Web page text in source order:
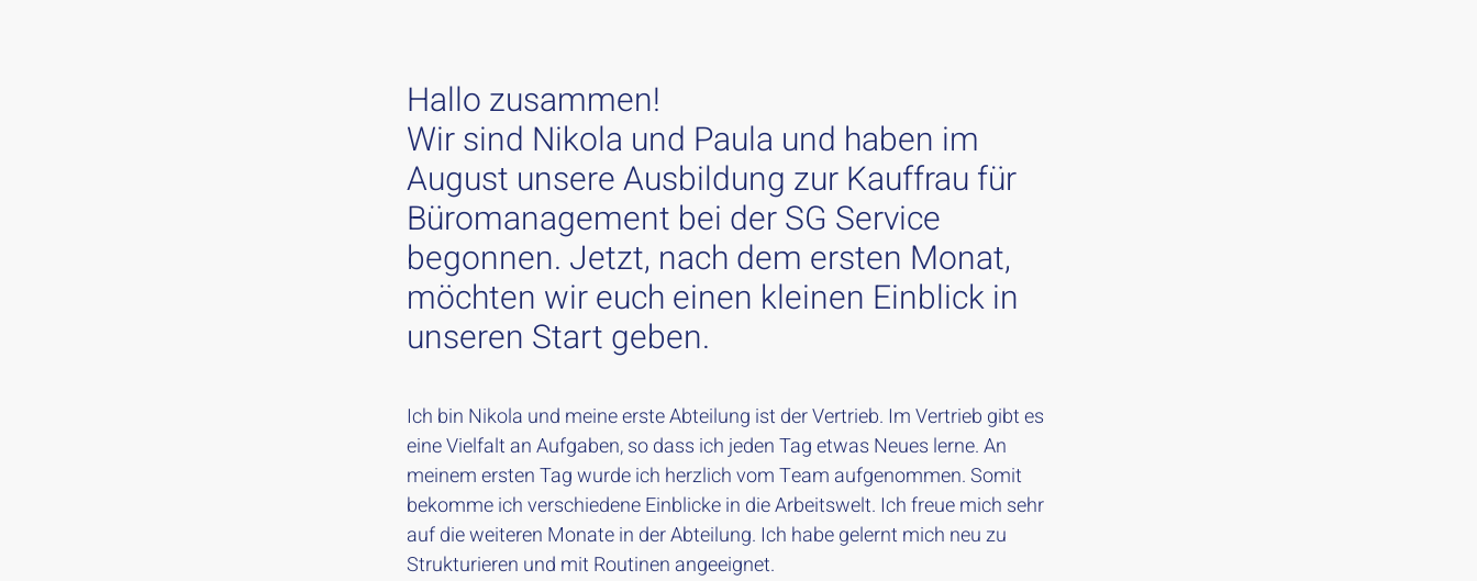
Hallo zusammen!
Wir sind Nikola und Paula und haben im
August unsere Ausbildung zur Kauffrau für
Büromanagement bei der SG Service
begonnen. Jetzt, nach dem ersten Monat,
möchten wir euch einen kleinen Einblick in
unseren Start geben.
Ich bin Nikola und meine erste Abteilung ist der Vertrieb. Im Vertrieb gibt es
eine Vielfalt an Aufgaben, so dass ich jeden Tag etwas Neues lerne. An
meinem ersten Tag wurde ich herzlich vom Team aufgenommen. Somit
bekomme ich verschiedene Einblicke in die Arbeitswelt. Ich freue mich sehr
auf die weiteren Monate in der Abteilung. Ich habe gelernt mich neu zu
Strukturieren und mit Routinen angeeignet.